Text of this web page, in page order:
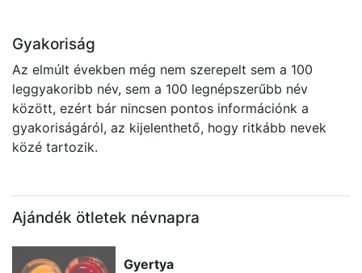
Gyakoriság
Az elmúlt években még nem szerepelt sem a 100
leggyakoribb név, sem a 100 legnépszerűbb név
között, ezért bár nincsen pontos információnk a
gyakoriságáról, az kijelenthető, hogy ritkább nevek
közé tartozik.
Ajándék ötletek névnapra
Gyertya